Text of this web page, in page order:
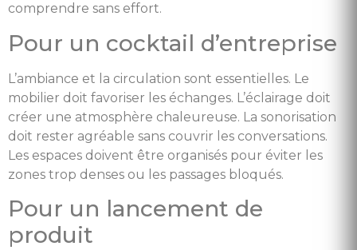
comprendre sans effort.
Pour un cocktail d’entreprise
L’ambiance et la circulation sont essentielles. Le
mobilier doit favoriser les échanges. L’éclairage doit
créer une atmosphère chaleureuse. La sonorisation
doit rester agréable sans couvrir les conversations.
Les espaces doivent être organisés pour éviter les
zones trop denses ou les passages bloqués.
Pour un lancement de
produit